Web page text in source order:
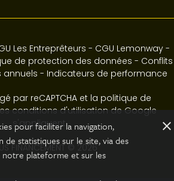
Les Entreprêteurs - CGU Lemonway -
de protection des données - Conflits
annuels - Indicateurs de performance
par reCAPTCHA et la politique de
conditions d'utilisation de Google
s'appliquent.
FINANCEMENT © 2026
pour faciliter la navigation,
de statistiques sur le site, via des
notre plateforme et sur les
close